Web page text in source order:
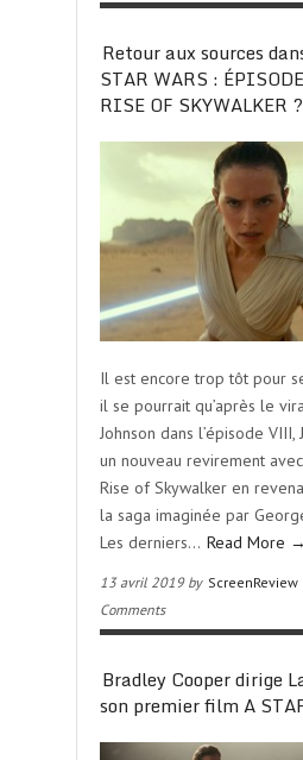
Retour aux sources
STAR WARS :
RISE OF SKYWALKER ?
Il est encore trop tôt pour
il se pourrait qu’après le
Johnson dans l’épisode VIII,
un nouveau revirement
Rise of Skywalker en
la saga imaginée par
Les derniers… Read More →
13 avril 2019 by ScreenReview
Comments
Bradley Cooper dirige
son premier film A